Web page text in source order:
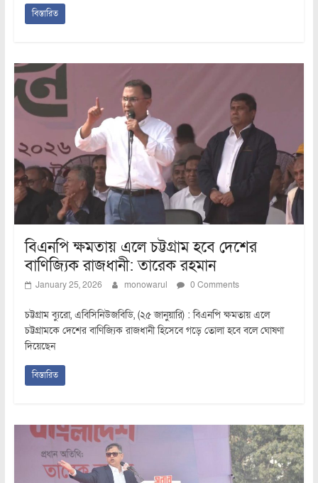
বিস্তারিত
বিএনপি ক্ষমতায় এলে চট্টগ্রাম হবে দেশের
বাণিজ্যিক রাজধানী: তারেক রহমান
January 25, 2026 monowarul 0 Comments
চট্টগ্রাম ব্যুরো, এবিসিনিউজবিডি, (২৫ জানুয়ারি) : বিএনপি ক্ষমতায় এলে
চট্টগ্রামকে দেশের বাণিজ্যিক রাজধানী হিসেবে গড়ে তোলা হবে বলে ঘোষণা
দিয়েছেন
বিস্তারিত